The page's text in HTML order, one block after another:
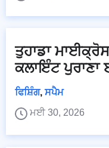
ਤੁਹਾਡਾ
ਕਲਾਇੰਟ ਪੁਰਾਣਾ
ਫਿਸ਼ਿੰਗ, ਸਪੈਮ
ਮਈ 30, 2026